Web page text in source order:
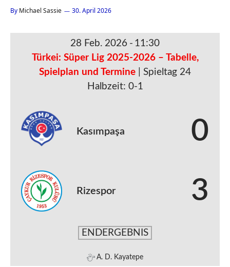
By Michael Sassie 30. April 2026
28 Feb. 2026 - 11:30
Türkei: Süper Lig 2025-2026 – Tabelle,
Spielplan und Termine
| Spieltag 24
Halbzeit: 0-1
Kasımpaşa 0
Rizespor 3
ENDERGEBNIS
A. D. Kayatepe